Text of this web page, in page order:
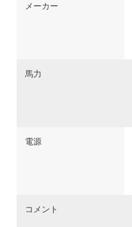
メーカー
馬力
電源
コメント